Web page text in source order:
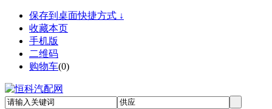
保存到桌面快捷方式 ↓
收藏本页
手机版
二维码
购物车(0)